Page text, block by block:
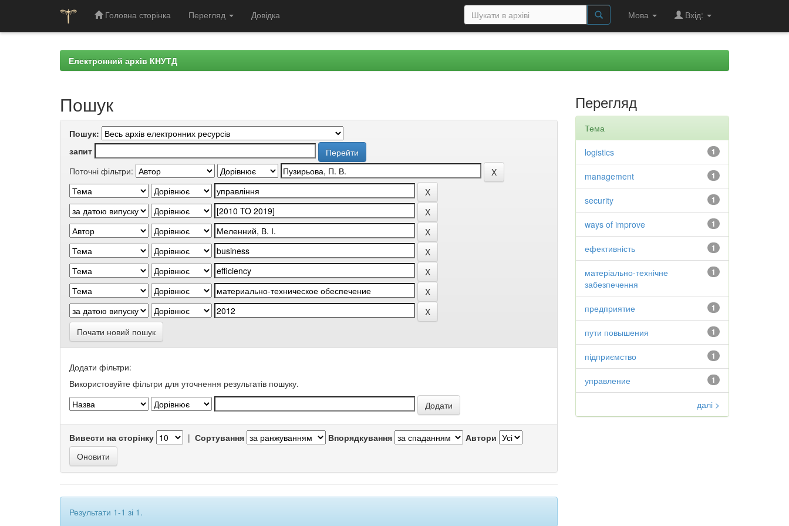
Головна сторінка Перегляд Довідка Мова Вхід:
Електронний архів КНУТД
Пошук
Пошук:
запит
Поточні фільтри:
Почати новий пошук
Додати фільтри:
Використовуйте фільтри для уточнення результатів пошуку.
Вивести на сторінку | Сортування Впорядкування Автори
Результати 1-1 зі 1.
Перегляд
Тема
1
logistics
1
management
1
security
1
ways of improve
1
ефективність
1
матеріально-технічне
забезпечення
1
предприятие
1
пути повышения
1
підприємство
1
управление
далі >